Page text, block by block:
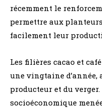
récemment le
permettre aux planteurs
facilement leur
Les filières cacao et
une vingtaine
producteur et du
socioéconomique